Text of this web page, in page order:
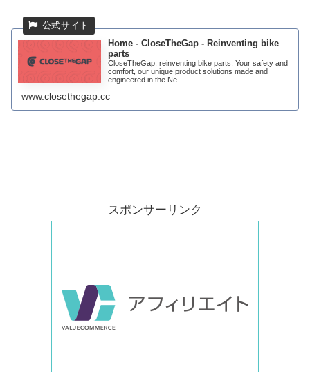
Home - CloseTheGap - Reinventing bike
parts
CloseTheGap: reinventing bike parts. Your safety and
comfort, our unique product solutions made and
engineered in the Ne...
www.closethegap.cc
スポンサーリンク